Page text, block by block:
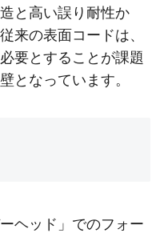
と高い誤り耐性か
来の表面コードは、
要とすることが課題
となっています。
ヘッド」でのフォー